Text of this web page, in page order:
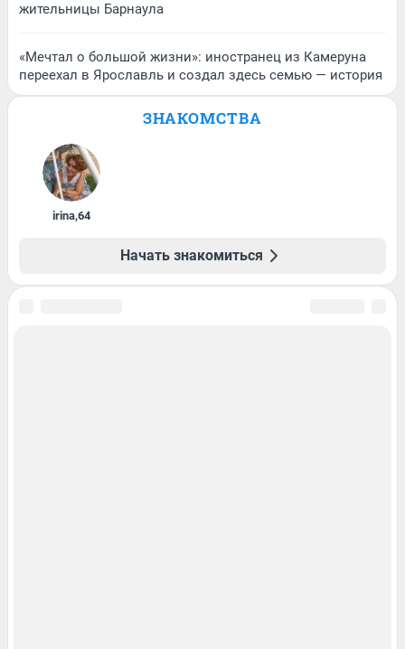
жительницы Барнаула
«Мечтал о большой жизни»: иностранец из Камеруна
переехал в Ярославль и создал здесь семью — история
ЗНАКОМСТВА
irina,64
Начать знакомиться